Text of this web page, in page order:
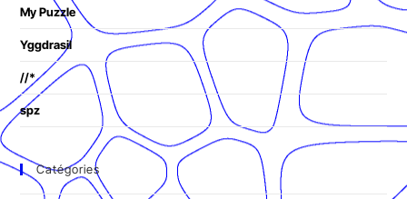
My Puzzle
Yggdrasil
//*
spz
Catégories